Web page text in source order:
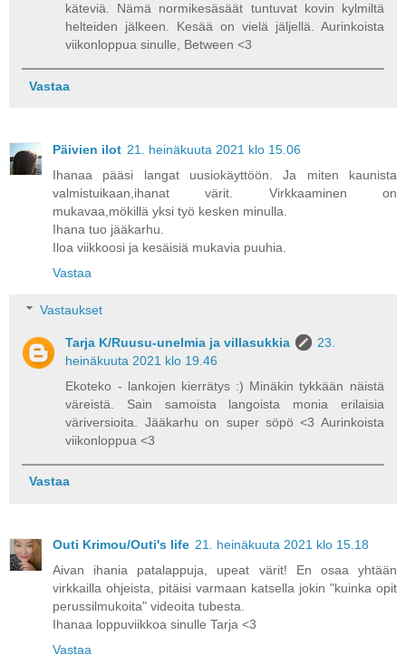
käteviä. Nämä normikesäsäät tuntuvat kovin kylmiltä
helteiden jälkeen. Kesää on vielä jäljellä. Aurinkoista
viikonloppua sinulle, Between <3
Vastaa
Päivien ilot 21. heinäkuuta 2021 klo 15.06
Ihanaa pääsi langat uusiokäyttöön. Ja miten kaunista
valmistuikaan,ihanat värit. Virkkaaminen on
mukavaa,mökillä yksi työ kesken minulla.
Ihana tuo jääkarhu.
Iloa viikkoosi ja kesäisiä mukavia puuhia.
Vastaa
Vastaukset
Tarja K/Ruusu-unelmia ja villasukkia
23.
heinäkuuta 2021 klo 19.46
Ekoteko - lankojen kierrätys :) Minäkin tykkään näistä
väreistä. Sain samoista langoista monia erilaisia
väriversioita. Jääkarhu on super söpö <3 Aurinkoista
viikonloppua <3
Vastaa
Outi Krimou/Outi's life 21. heinäkuuta 2021 klo 15.18
Aivan ihania patalappuja, upeat värit! En osaa yhtään
virkkailla ohjeista, pitäisi varmaan katsella jokin "kuinka opit
perussilmukoita" videoita tubesta.
Ihanaa loppuviikkoa sinulle Tarja <3
Vastaa